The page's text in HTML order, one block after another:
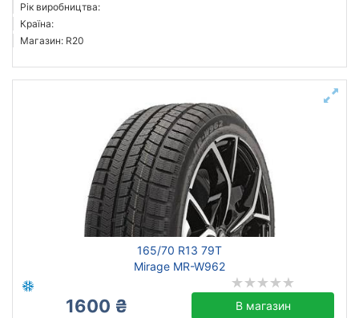
Рік виробництва:
Країна:
Магазин: R20
165/70 R13 79T
Mirage MR-W962
1600 ₴ В магазин